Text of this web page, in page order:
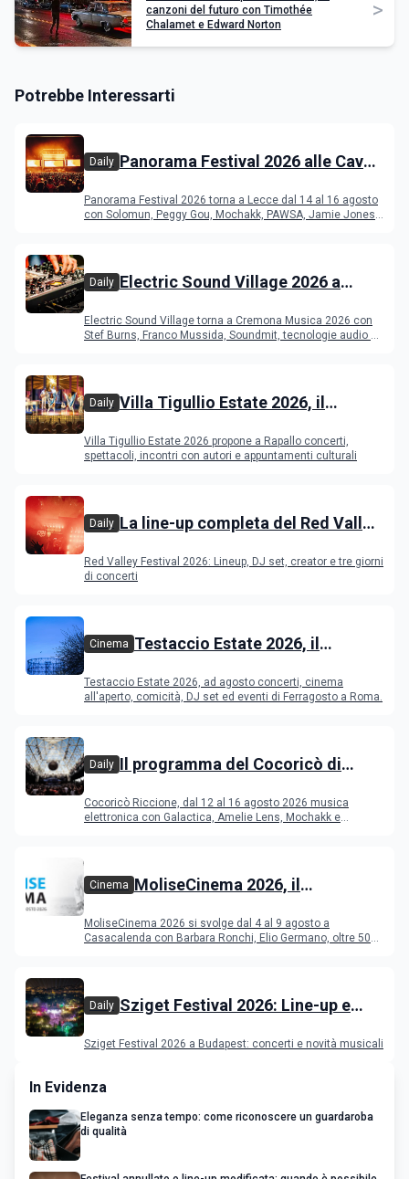
canzoni del futuro con Timothée
Chalamet e Edward Norton
>
Potrebbe Interessarti
Daily Panorama Festival 2026 alle Cave
programma
Panorama Festival 2026 torna a Lecce dal 14 al 16 agosto
con Solomun, Peggy Gou, Mochakk, PAWSA, Jamie Jones
Daily Electric Sound Village 2026 a
Young Band Contest, il programma
Electric Sound Village torna a Cremona Musica 2026 con
Stef Burns, Franco Mussida, Soundmit, tecnologie audio e
Daily Villa Tigullio Estate 2026, il
Villa Tigullio Estate 2026 propone a Rapallo concerti,
spettacoli, incontri con autori e appuntamenti culturali
Daily La line-up completa del Red Valley
Red Valley Festival 2026: Lineup, DJ set, creator e tre giorni
di concerti
Cinema Testaccio Estate 2026, il
Ferragosto
Testaccio Estate 2026, ad agosto concerti, cinema
all'aperto, comicità, DJ set ed eventi di Ferragosto a Roma.
Daily Il programma del Cocoricò di
Cocoricò Riccione, dal 12 al 16 agosto 2026 musica
elettronica con Galactica, Amelie Lens, Mochakk e
Cinema MoliseCinema 2026, il
MoliseCinema 2026 si svolge dal 4 al 9 agosto a
Casacalenda con Barbara Ronchi, Elio Germano, oltre 50
Daily Sziget Festival 2026: Line-up e
Sziget Festival 2026 a Budapest: concerti e novità musicali
In Evidenza
Eleganza senza tempo: come riconoscere un guardaroba
di qualità